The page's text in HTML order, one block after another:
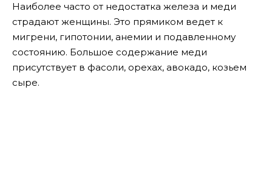
Наиболее часто от недостатка железа и меди
страдают женщины. Это прямиком ведет к
мигрени, гипотонии, анемии и подавленному
состоянию. Большое содержание меди
присутствует в фасоли, орехах, авокадо, козьем
сыре.